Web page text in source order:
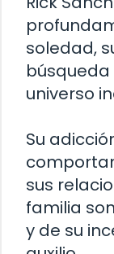
soledad,
universo
Su
sus
familia
y de su